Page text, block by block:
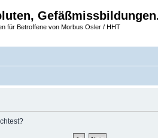
für Betroffene von Morbus Osler / HHT